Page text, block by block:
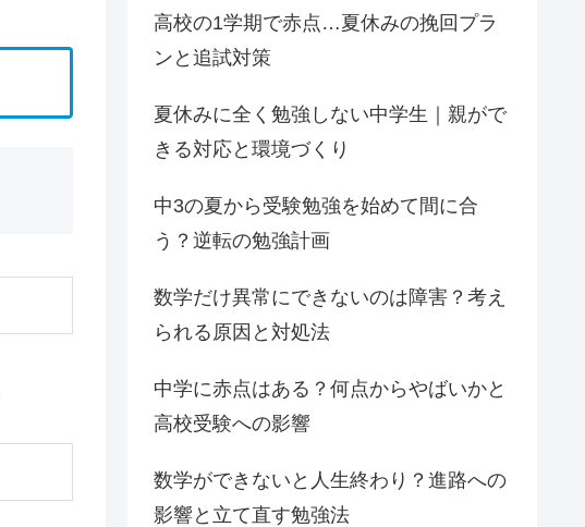
高校の1学期で赤点…夏休みの挽回プラ
ンと追試対策
夏休みに全く勉強しない中学生｜親がで
きる対応と環境づくり
中3の夏から受験勉強を始めて間に合
う？逆転の勉強計画
数学だけ異常にできないのは障害？考え
られる原因と対処法
中学に赤点はある？何点からやばいかと
高校受験への影響
数学ができないと人生終わり？進路への
影響と立て直す勉強法